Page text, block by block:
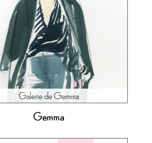
Galerie de Gemma
Gemma